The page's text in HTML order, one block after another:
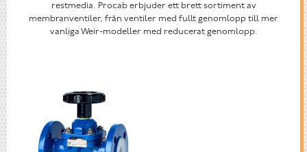
restmedia. Procab erbjuder ett brett sortiment av
membranventiler, från ventiler med fullt genomlopp till mer
vanliga Weir-modeller med reducerat genomlopp.